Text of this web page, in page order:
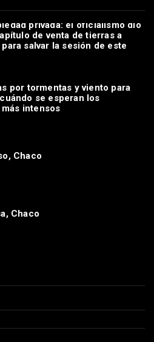
privada: el oficialismo dio
de venta de tierras a
salvar la sesión de este
por tormentas y viento para
se esperan los
intensos
Chaco
Chaco